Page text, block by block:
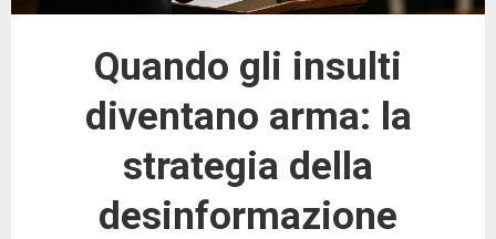
Quando gli insulti
diventano arma: la
strategia della
desinformazione